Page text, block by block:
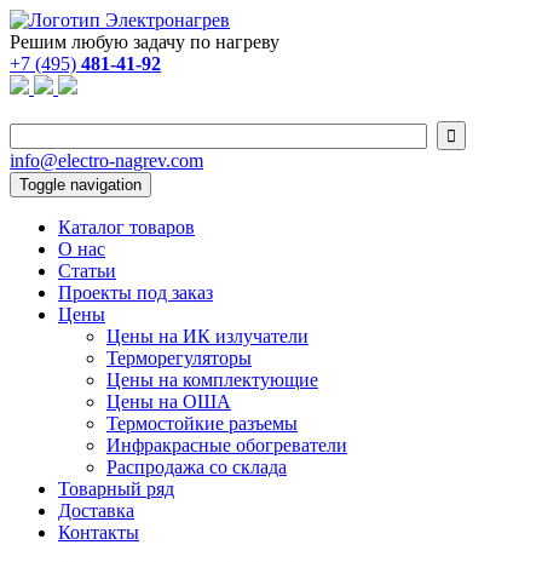
Решим любую задачу по нагреву
+7 (495) 481-41-92

info@electro-nagrev.com
Toggle navigation
Каталог товаров
О нас
Статьи
Проекты под заказ
Цены
Цены на ИК излучатели
Терморегуляторы
Цены на комплектующие
Цены на ОША
Термостойкие разъемы
Инфракрасные обогреватели
Распродажа со склада
Товарный ряд
Доставка
Контакты